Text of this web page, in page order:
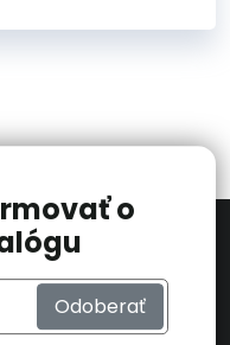
o
Odoberať